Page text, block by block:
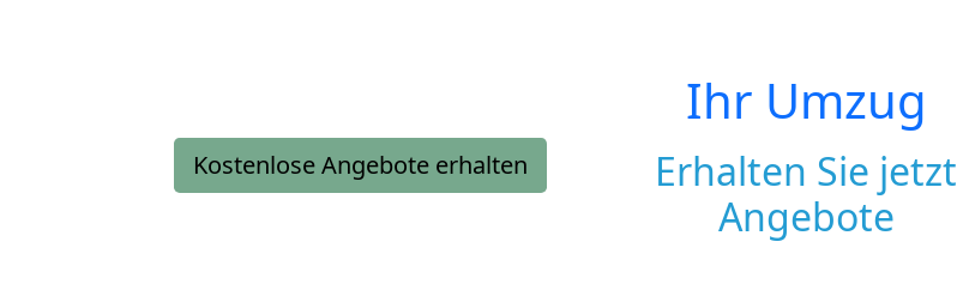
Kostenlose Angebote erhalten
Ihr Umzug
Erhalten Sie jetzt
Angebote